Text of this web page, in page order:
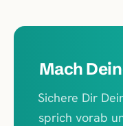
Mach
Sichere Dir
sprich vorab